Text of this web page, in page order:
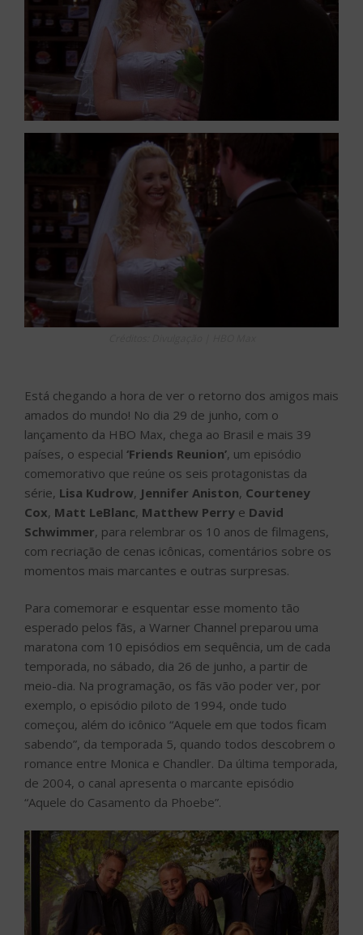
Está chegando a hora de ver o retorno dos amigos mais
amados do mundo! No dia 29 de junho, com o
lançamento da HBO Max, chega ao Brasil e mais 39
países, o especial ‘Friends Reunion’, um episódio
comemorativo que reúne os seis protagonistas da
série, Lisa Kudrow, Jennifer Aniston, Courteney
Cox, Matt LeBlanc, Matthew Perry e David
Schwimmer, para relembrar os 10 anos de filmagens,
com recriação de cenas icônicas, comentários sobre os
momentos mais marcantes e outras surpresas.
Para comemorar e esquentar esse momento tão
esperado pelos fãs, a Warner Channel preparou uma
maratona com 10 episódios em sequência, um de cada
temporada, no sábado, dia 26 de junho, a partir de
meio-dia. Na programação, os fãs vão poder ver, por
exemplo, o episódio piloto de 1994, onde tudo
começou, além do icônico “Aquele em que todos ficam
sabendo”, da temporada 5, quando todos descobrem o
romance entre Monica e Chandler. Da última temporada,
de 2004, o canal apresenta o marcante episódio
“Aquele do Casamento da Phoebe”.